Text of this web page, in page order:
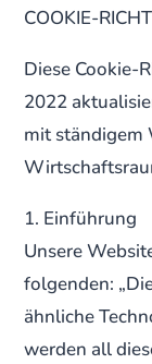
COOKIE-
Diese Cookie-
2022
mit ständigem
1. Einführung
Unsere
folgenden:
ähnliche
werden all